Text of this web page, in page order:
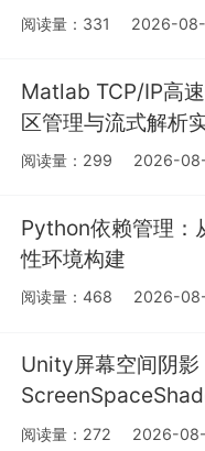
阅读量：331 2026-
Matlab TCP/IP高
区管理与流式解析
阅读量：299 2026-
Python依赖管理
性环境构建
阅读量：468 2026-
Unity屏幕空间阴
阅读量：272 2026-